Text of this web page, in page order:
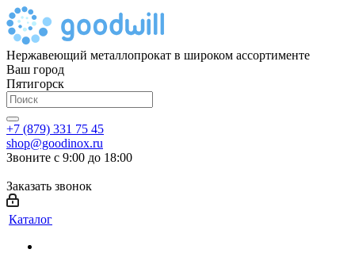
Нержавеющий металлопрокат в широком ассортименте
Ваш город
Пятигорск
+7 (879) 331 75 45
shop@goodinox.ru
Звоните с 9:00 до 18:00
Заказать звонок
Каталог